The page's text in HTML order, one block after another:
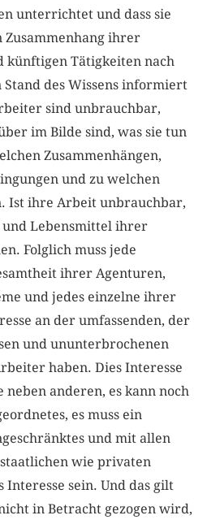
unterrichtet und dass sie
Zusammenhang ihrer
künftigen Tätigkeiten nach
Stand des Wissens informiert
sind unbrauchbar,
im Bilde sind, was sie tun
Zusammenhängen,
und zu welchen
Ist ihre Arbeit unbrauchbar,
und Lebensmittel ihrer
Folglich muss jede
ihrer Agenturen,
und jedes einzelne ihrer
an der umfassenden, der
und ununterbrochenen
haben. Dies Interesse
neben anderen, es kann noch
es muss ein
und mit allen
wie privaten
sein. Und das gilt
in Betracht gezogen wird,